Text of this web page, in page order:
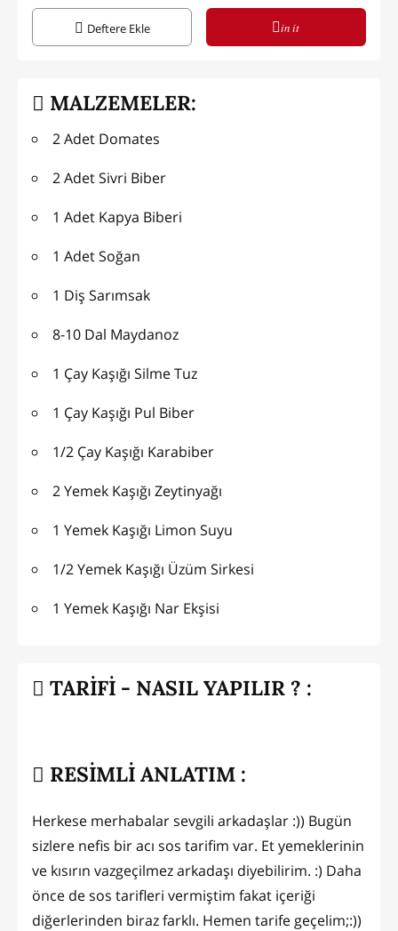
Deftere Ekle in it
MALZEMELER:
2 Adet Domates
2 Adet Sivri Biber
1 Adet Kapya Biberi
1 Adet Soğan
1 Diş Sarımsak
8-10 Dal Maydanoz
1 Çay Kaşığı Silme Tuz
1 Çay Kaşığı Pul Biber
1/2 Çay Kaşığı Karabiber
2 Yemek Kaşığı Zeytinyağı
1 Yemek Kaşığı Limon Suyu
1/2 Yemek Kaşığı Üzüm Sirkesi
1 Yemek Kaşığı Nar Ekşisi
TARİFİ - NASIL YAPILIR ? :
RESİMLİ ANLATIM :
Herkese merhabalar sevgili arkadaşlar :)) Bugün
sizlere nefis bir acı sos tarifim var. Et yemeklerinin
ve kısırın vazgeçilmez arkadaşı diyebilirim. :) Daha
önce de sos tarifleri vermiştim fakat içeriği
diğerlerinden biraz farklı. Hemen tarife geçelim;:))